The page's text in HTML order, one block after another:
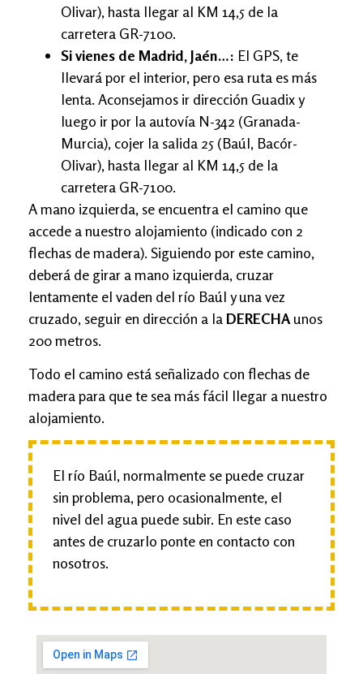
Olivar), hasta llegar al KM 14,5 de la
carretera GR-7100.
Si vienes de Madrid, Jaén…: El GPS, te
llevará por el interior, pero esa ruta es más
lenta. Aconsejamos ir dirección Guadix y
luego ir por la autovía N-342 (Granada-
Murcia), cojer la salida 25 (Baúl, Bacór-
Olivar), hasta llegar al KM 14,5 de la
carretera GR-7100.
A mano izquierda, se encuentra el camino que
accede a nuestro alojamiento (indicado con 2
flechas de madera). Siguiendo por este camino,
deberá de girar a mano izquierda, cruzar
lentamente el vaden del río Baúl y una vez
cruzado, seguir en dirección a laDERECHAunos
200 metros.
Todo el camino está señalizado con flechas de
madera para que te sea más fácil llegar a nuestro
alojamiento.
El río Baúl, normalmente se puede cruzar
sin problema, pero ocasionalmente, el
nivel del agua puede subir. En este caso
antes de cruzarlo ponte en contacto con
nosotros.